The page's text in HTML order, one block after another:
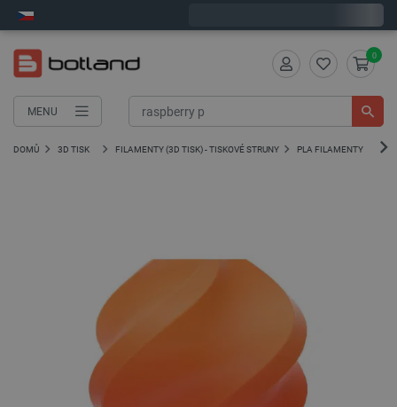
MENU
0
DOMŮ 3D TISK FILAMENTY (3D TISK) - TISKOVÉ STRUNY PLA FILAMENTY